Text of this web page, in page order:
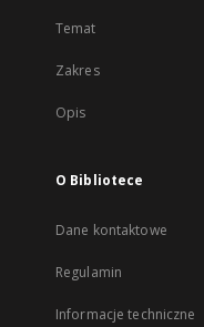
Temat
Zakres
Opis
O Bibliotece
Dane kontaktowe
Regulamin
Informacje techniczne